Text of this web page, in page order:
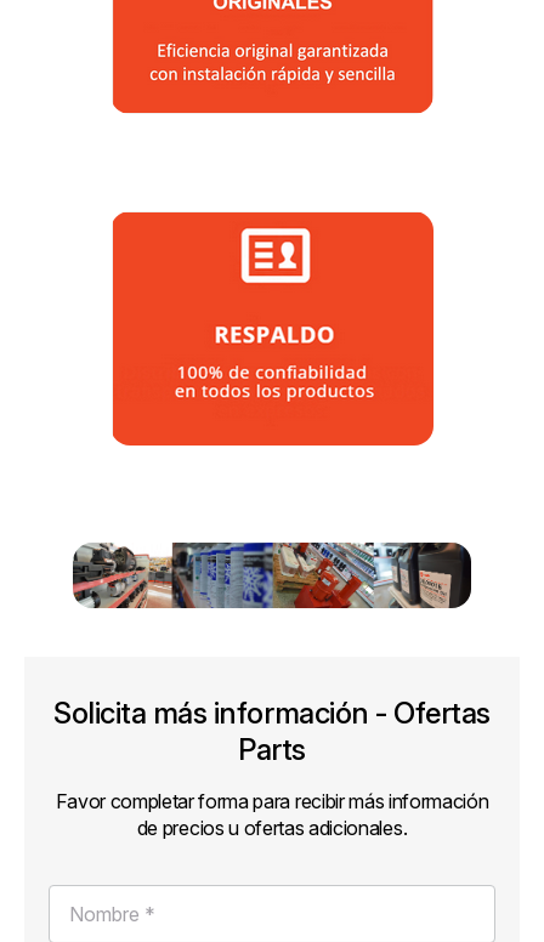
Solicita más información - Ofertas
Parts
Favor completar forma para recibir más información
de precios u ofertas adicionales.